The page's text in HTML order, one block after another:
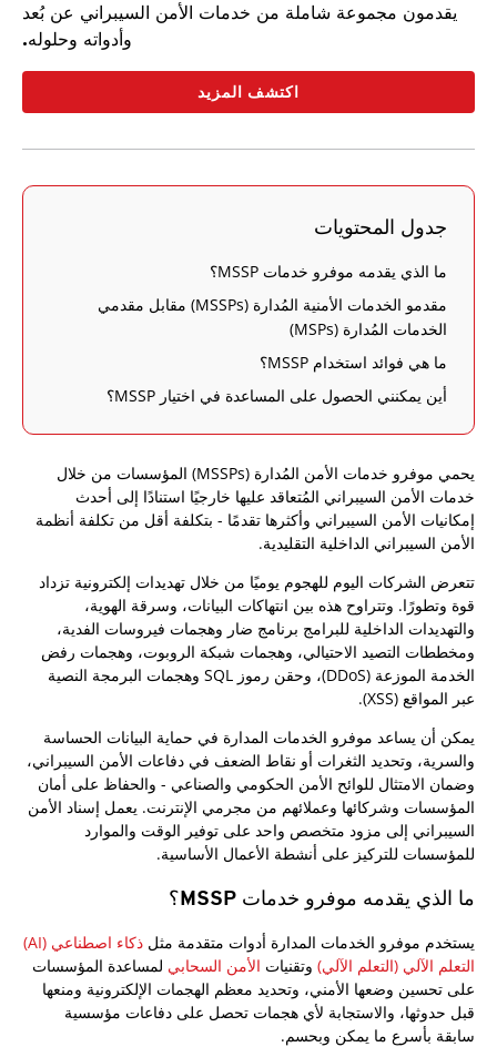
يقدمون مجموعة شاملة من خدمات الأمن السيبراني عن بُعد
وأدواته وحلوله.
اكتشف المزيد
جدول المحتويات
ما الذي يقدمه موفرو خدمات MSSP؟
مقدمو الخدمات الأمنية المُدارة (MSSPs) مقابل مقدمي
الخدمات المُدارة (MSPs)
ما هي فوائد استخدام MSSP؟
أين يمكنني الحصول على المساعدة في اختيار MSSP؟
يحمي موفرو خدمات الأمن المُدارة (MSSPs) المؤسسات من خلال
خدمات الأمن السيبراني المُتعاقد عليها خارجيًا استنادًا إلى أحدث
إمكانيات الأمن السيبراني وأكثرها تقدمًا - بتكلفة أقل من تكلفة أنظمة
الأمن السيبراني الداخلية التقليدية.
تتعرض الشركات اليوم للهجوم يوميًا من خلال تهديدات إلكترونية تزداد
قوة وتطورًا. وتتراوح هذه بين انتهاكات البيانات، وسرقة الهوية،
والتهديدات الداخلية للبرامج برنامج ضار وهجمات فيروسات الفدية،
ومخططات التصيد الاحتيالي، وهجمات شبكة الروبوت، وهجمات رفض
الخدمة الموزعة (DDoS)، وحقن رموز SQL وهجمات البرمجة النصية
عبر المواقع (XSS).
يمكن أن يساعد موفرو الخدمات المدارة في حماية البيانات الحساسة
والسرية، وتحديد الثغرات أو نقاط الضعف في دفاعات الأمن السيبراني،
وضمان الامتثال للوائح الأمن الحكومي والصناعي - والحفاظ على أمان
المؤسسات وشركائها وعملائهم من مجرمي الإنترنت. يعمل إسناد الأمن
السيبراني إلى مزود متخصص واحد على توفير الوقت والموارد
للمؤسسات للتركيز على أنشطة الأعمال الأساسية.
ما الذي يقدمه موفرو خدمات MSSP؟
يستخدم موفرو الخدمات المدارة أدوات متقدمة مثل ذكاء اصطناعي (AI)
التعلم الآلي (التعلم الآلي) وتقنيات الأمن السحابي لمساعدة المؤسسات
على تحسين وضعها الأمني، وتحديد معظم الهجمات الإلكترونية ومنعها
قبل حدوثها، والاستجابة لأي هجمات تحصل على دفاعات مؤسسية
سابقة بأسرع ما يمكن وبحسم.